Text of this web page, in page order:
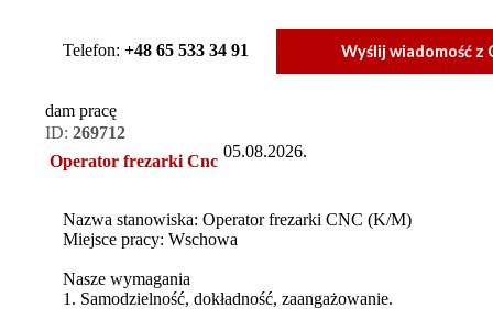
Telefon: +48 65 533 34 91 Wyślij wiadomość z
dam pracę
ID: 269712
Operator frezarki Cnc
05.08.2026.
Nazwa stanowiska: Operator frezarki CNC (K/M)
Miejsce pracy: Wschowa
Nasze wymagania
1. Samodzielność, dokładność, zaangażowanie.